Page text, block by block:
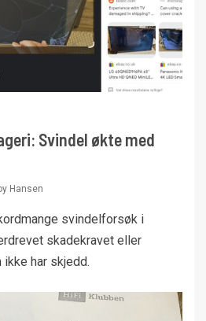
Svindel økte med
Hansen
svindelforsøk i
skadekravet eller
har skjedd.